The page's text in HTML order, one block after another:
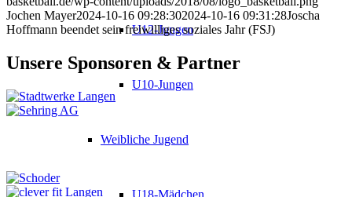
U12-Jungen
U10-Jungen
Weibliche Jugend
U18-Mädchen
Jochen Mayer2024-10-16 09:28:302024-10-16 09:31:28Joscha
Hoffmann beendet sein freiwilliges soziales Jahr (FSJ)
Unsere Sponsoren & Partner